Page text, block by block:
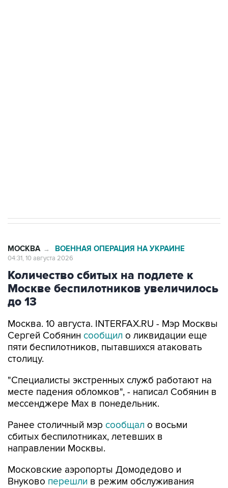
МОСКВА → ВОЕННАЯ ОПЕРАЦИЯ НА УКРАИНЕ
04:31, 10 августа 2026
Количество сбитых на подлете к
Москве беспилотников увеличилось
до 13
Москва. 10 августа. INTERFAX.RU - Мэр Москвы
Сергей Собянин сообщил о ликвидации еще
пяти беспилотников, пытавшихся атаковать
столицу.
"Специалисты экстренных служб работают на
месте падения обломков", - написал Собянин в
мессенджере Max в понедельник.
Ранее столичный мэр сообщал о восьми
сбитых беспилотниках, летевших в
направлении Москвы.
Московские аэропорты Домодедово и
Внуково перешли в режим обслуживания